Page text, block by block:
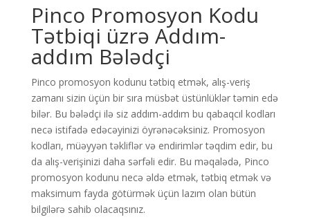
Pinco Promosyon Kodu
Tətbiqi üzrə Addım-
addım Bələdçi
Pinco promosyon kodunu tətbiq etmək, alış-veriş
zamanı sizin üçün bir sıra müsbət üstünlüklər təmin edə
bilər. Bu bələdçi ilə siz addım-addım bu qabaqcıl kodları
necə istifadə edəcəyinizi öyrənəcəksiniz. Promosyon
kodları, müəyyən təkliflər və endirimlər təqdim edir, bu
da alış-verişinizi daha sərfəli edir. Bu məqalədə, Pinco
promosyon kodunu necə əldə etmək, tətbiq etmək və
maksimum fayda götürmək üçün lazım olan bütün
bilgilərə sahib olacaqsınız.